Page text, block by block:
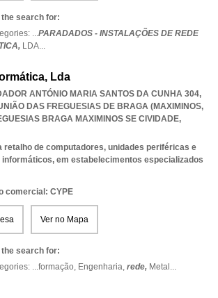
the search for:
...PARADADOS - INSTALAÇÕES DE REDE
LDA...
Lda
ANTÓNIO MARIA SANTOS DA CUNHA 304,
DAS FREGUESIAS DE BRAGA (MAXIMINOS,
BRAGA MAXIMINOS SE CIVIDADE,
retalho de computadores, unidades periféricas e
em estabelecimentos especializados
comercial: CYPE
Ver no Mapa
the search for:
...formação, Engenharia, rede, Metal ...